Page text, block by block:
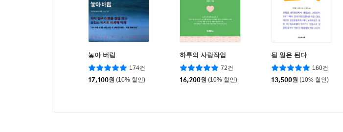
놓아 버림
174건
17,100원 (10% 할인)
하루의 사랑작업
72건
16,200원 (10% 할인)
될 일은 된다
160건
13,500원 (10% 할인)